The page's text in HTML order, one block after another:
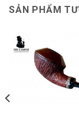
SẢN PHẨM